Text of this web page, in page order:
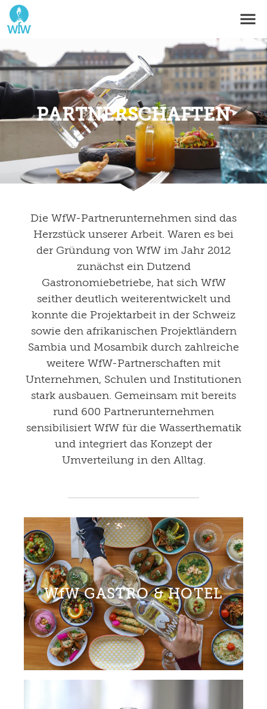
PARTNERSCHAFTEN
Die WfW-Partnerunternehmen sind das
Herzstück unserer Arbeit. Waren es bei
der Gründung von WfW im Jahr 2012
zunächst ein Dutzend
Gastronomiebetriebe, hat sich WfW
seither deutlich weiterentwickelt und
konnte die Projektarbeit in der Schweiz
sowie den afrikanischen Projektländern
Sambia und Mosambik durch zahlreiche
weitere WfW-Partnerschaften mit
Unternehmen, Schulen und Institutionen
stark ausbauen. Gemeinsam mit bereits
rund 600 Partnerunternehmen
sensibilisiert WfW für die Wasserthematik
und integriert das Konzept der
Umverteilung in den Alltag.
WfW GASTRO & HOTEL